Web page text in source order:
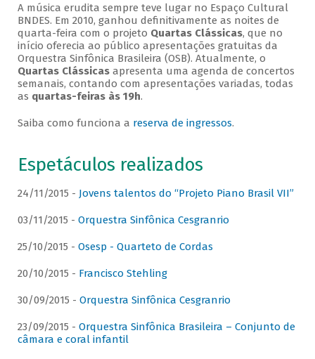
A música erudita sempre teve lugar no Espaço Cultural
BNDES. Em 2010, ganhou definitivamente as noites de
quarta-feira com o projeto Quartas Clássicas, que no
início oferecia ao público apresentações gratuitas da
Orquestra Sinfônica Brasileira (OSB). Atualmente, o
Quartas Clássicasapresenta uma agenda de concertos
semanais, contando com apresentações variadas, todas
as quartas-feiras às 19h.
Saiba como funciona a reserva de ingressos.
Espetáculos realizados
24/11/2015 - Jovens talentos do “Projeto Piano Brasil VII”
03/11/2015 - Orquestra Sinfônica Cesgranrio
25/10/2015 - Osesp - Quarteto de Cordas
20/10/2015 - Francisco Stehling
30/09/2015 - Orquestra Sinfônica Cesgranrio
23/09/2015 - Orquestra Sinfônica Brasileira – Conjunto de
câmara e coral infantil